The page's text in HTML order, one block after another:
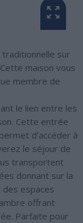
traditionnelle sur
maison vous
membre de
le lien entre les
Cette entrée
d’accéder à
le séjour de
transportent
donnant sur la
espaces
offrant
Parfaite pour